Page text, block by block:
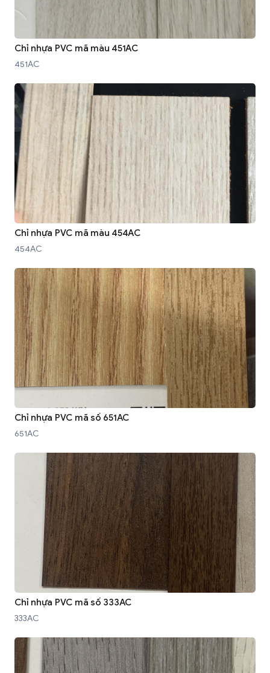
Chỉ nhựa PVC mã màu 451AC
451AC
Chỉ nhựa PVC mã màu 454AC
454AC
Chỉ nhựa PVC mã số 651AC
651AC
Chỉ nhựa PVC mã số 333AC
333AC